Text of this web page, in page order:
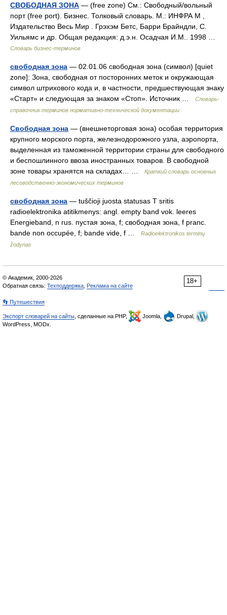
СВОБОДНАЯ ЗОНА — (free zone) См.: Свободный/вольный
порт (free port). Бизнес. Толковый словарь. М.: ИНФРА М ,
Издательство Весь Мир . Грэхэм Бетс, Барри Брайндли, С.
Уильямс и др. Общая редакция: д.э.н. Осадчая И.М.. 1998 …
Словарь бизнес-терминов
свободная зона — 02.01.06 свободная зона (символ) [quiet
zone]: Зона, свободная от посторонних меток и окружающая
символ штрихового кода и, в частности, предшествующая знаку
«Старт» и следующая за знаком «Стоп». Источник …
Словарь-
справочник терминов нормативно-технической документации
Свободная зона — (внешнеторговая зона) особая территория
крупного морского порта, железнодорожного узла, аэропорта,
выделенная из таможенной территории страны для свободного
и беспошлинного ввоза иностранных товаров. В свободной
зоне товары хранятся на складах… …
Краткий словарь основных
лесоводственно-экономических терминов
свободная зона — tuščioji juosta statusas T sritis
radioelektronika atitikmenys: angl. empty band vok. leeres
Energieband, n rus. пустая зона, f; свободная зона, f pranc.
bande non occupée, f; bande vide, f …
Radioelektronikos terminų
žodynas
18+
© Академик, 2000-2026
Обратная связь: Техподдержка Реклама на сайте
👣 Путешествия
Экспорт словарей на сайты , сделанные на PHP, Joomla,
Drupal,
WordPress, MODx.